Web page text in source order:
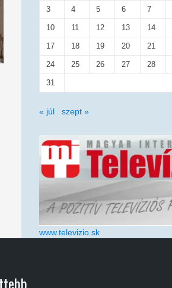
3 4 5 6 7
10 11 12 13 14
17 18 19 20 21
24 25 26 27 28
31
« júl szept »
www.televizio.sk